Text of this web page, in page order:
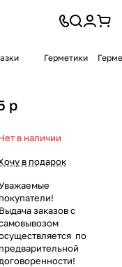
Герметики
p
в наличии
в подарок
покупатели!
Выдача заказов с
по
предварительной
договоренности!